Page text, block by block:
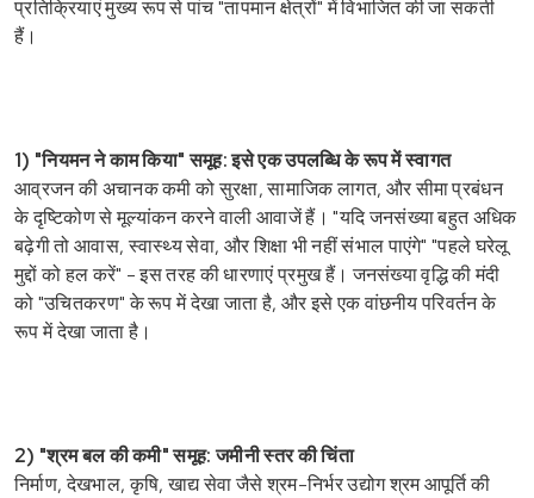
प्रतिक्रियाएं मुख्य रूप से पांच "तापमान क्षेत्रों" में विभाजित की जा सकती
हैं।
1) "नियमन ने काम किया" समूह: इसे एक उपलब्धि के रूप में स्वागत
आव्रजन की अचानक कमी को सुरक्षा, सामाजिक लागत, और सीमा प्रबंधन
के दृष्टिकोण से मूल्यांकन करने वाली आवाजें हैं। "यदि जनसंख्या बहुत अधिक
बढ़ेगी तो आवास, स्वास्थ्य सेवा, और शिक्षा भी नहीं संभाल पाएंगे" "पहले घरेलू
मुद्दों को हल करें" - इस तरह की धारणाएं प्रमुख हैं। जनसंख्या वृद्धि की मंदी
को "उचितकरण" के रूप में देखा जाता है, और इसे एक वांछनीय परिवर्तन के
रूप में देखा जाता है।
2) "श्रम बल की कमी" समूह: जमीनी स्तर की चिंता
निर्माण, देखभाल, कृषि, खाद्य सेवा जैसे श्रम-निर्भर उद्योग श्रम आपूर्ति की